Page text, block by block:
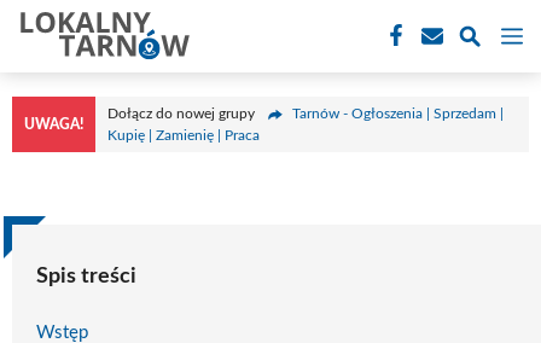
Przejdź
treści
UWAGA!
Dołącz do nowej grupy
Tarnów - Ogłoszenia | Sprzedam |
Kupię | Zamienię | Praca
Spis treści
Wstęp